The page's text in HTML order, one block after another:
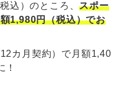
込）のところ、スポー
1,980円（税込）でお
カ月契約）で月額1,40